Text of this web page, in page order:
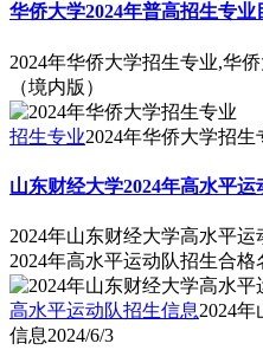
华侨大学2024年普高招生专业
2024年华侨大学招生专业,华
（境内版）
招生专业2024年华侨大学招生
山东财经大学2024年高水平
2024年山东财经大学高水平
2024年高水平运动队招生合格
高水平运动队招生信息2024
信息2024/6/3